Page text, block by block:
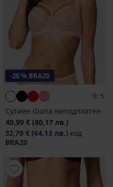
-20 % BRA20
5
Сутиен Giana неподплатен
40,99 € (80,17 лв.)
32,79 € (64,13 лв.) код
BRA20